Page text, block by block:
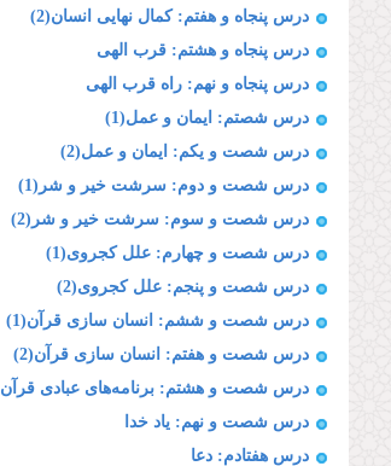
درس پنجاه و هفتم: کمال نهایی انسان(2)
درس پنجاه و هشتم: قرب الهی
درس پنجاه و نهم: راه قرب الهی
درس شصتم: ایمان و عمل(1)
درس شصت و یکم: ایمان و عمل(2)
درس شصت و دوم: سرشت خیر و شر(1)
درس شصت و سوم: سرشت خیر و شر(2)
درس شصت و چهارم: علل کجروی(1)
درس شصت و پنجم: علل کجروی(2)
درس شصت و ششم: انسان سازی قرآن(1)
درس شصت و هفتم: انسان سازی قرآن(2)
درس شصت و هشتم: برنامه‌های عبادی قرآن
درس شصت و نهم: یاد خدا
درس هفتادم: دعا